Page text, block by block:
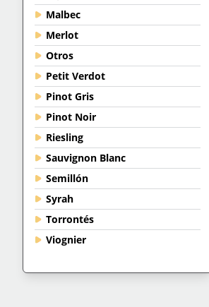
Malbec
Merlot
Otros
Petit Verdot
Pinot Gris
Pinot Noir
Riesling
Sauvignon Blanc
Semillón
Syrah
Torrontés
Viognier